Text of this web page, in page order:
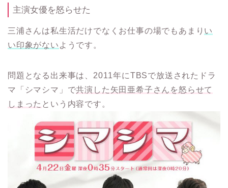
主演女優を怒らせた
三浦さんは私生活だけでなくお仕事の場でもあまり い
い印象がない ようです。
問題となる出来事は、2011年にTBSで放送されたドラ
マ「シマシマ」で共演した矢田亜希子さんを怒らせて
しまった という内容です。